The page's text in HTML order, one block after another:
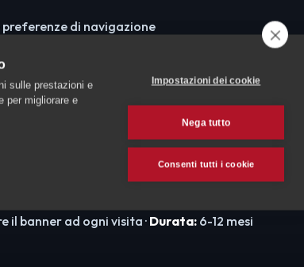
di navigazione
il banner ad ogni visita ·Durata: 6-12 mesi
sulle prestazioni e
per migliorare e
Impostazioni dei cookie
Nega tutto
Consenti tutti i cookie